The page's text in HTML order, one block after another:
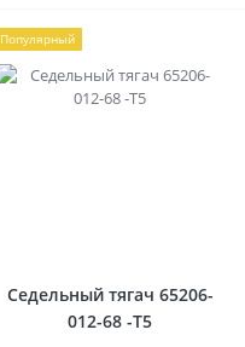
Популярный
Седельный тягач 65206-
012-68 -Т5